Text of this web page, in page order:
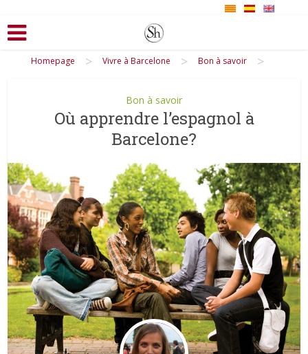
Homepage > Vivre à Barcelone > Bon à savoir >
Bon à savoir
Où apprendre l’espagnol à
Barcelone?